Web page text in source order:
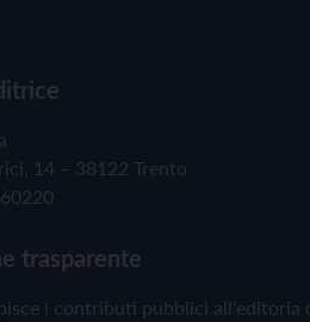
14 – 38122 Trento
trasparente
i contributi pubblici all'editoria